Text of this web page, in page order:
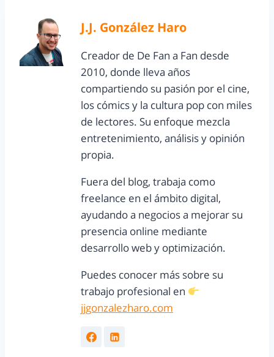
J.J. González Haro
Creador de De Fan a Fan desde
2010, donde lleva años
compartiendo su pasión por el cine,
los cómics y la cultura pop con miles
de lectores. Su enfoque mezcla
entretenimiento, análisis y opinión
propia.
Fuera del blog, trabaja como
freelance en el ámbito digital,
ayudando a negocios a mejorar su
presencia online mediante
desarrollo web y optimización.
Puedes conocer más sobre su
trabajo profesional en
jjgonzalezharo.com